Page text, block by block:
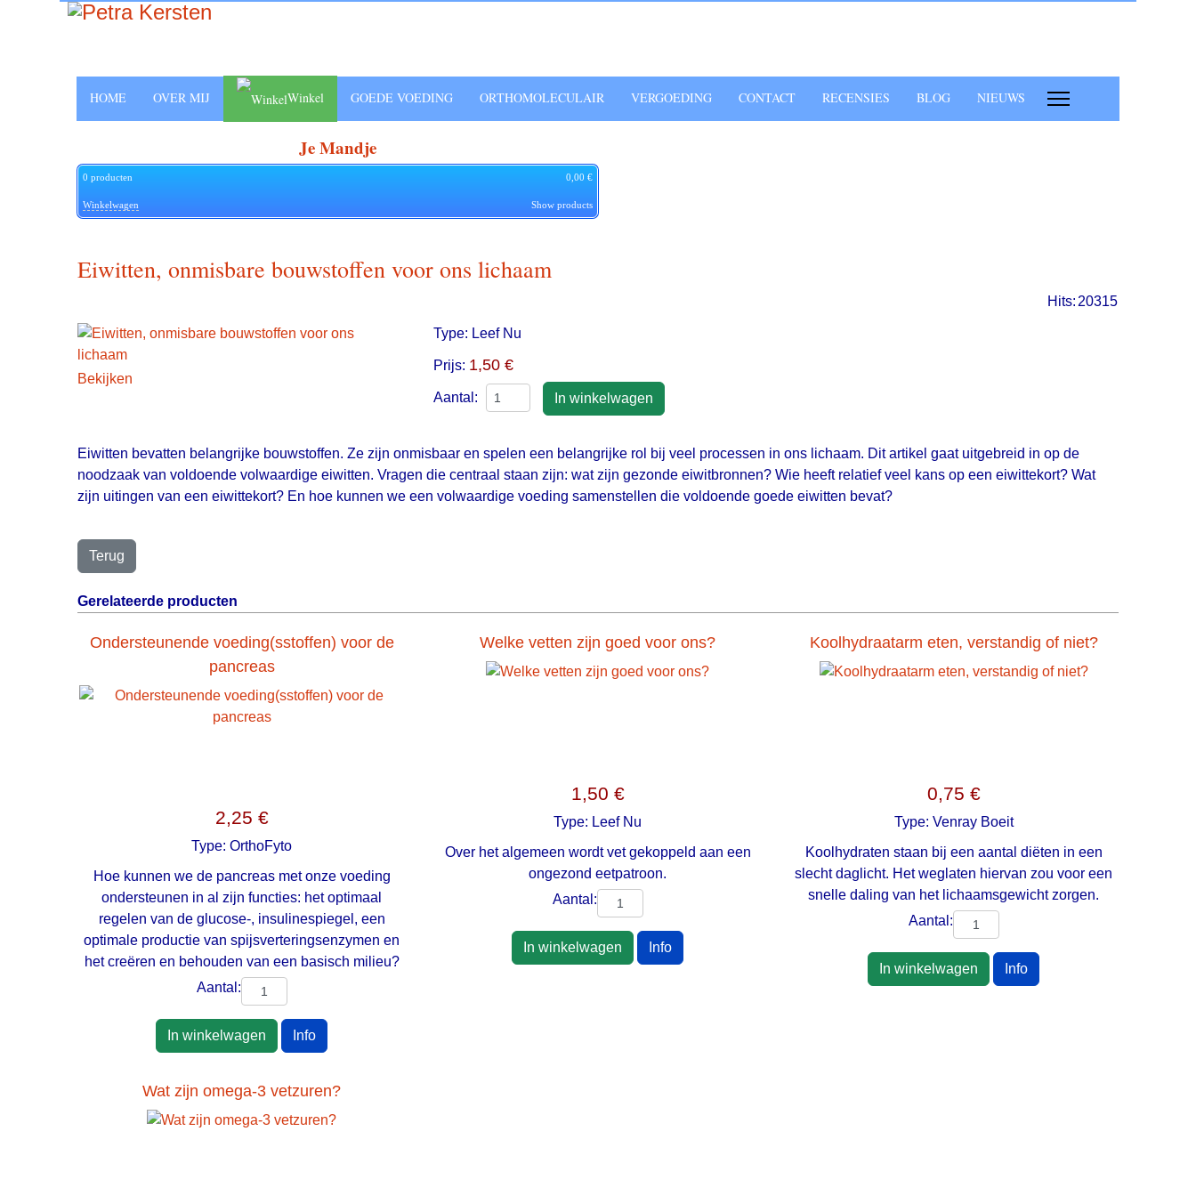
HOME OVER MIJ Winkel GOEDE VOEDING ORTHOMOLECULAIR VERGOEDING CONTACT RECENSIES BLOG NIEUWS
Je Mandje
0 producten 0,00 €
Winkelwagen Show products
Eiwitten, onmisbare bouwstoffen voor ons lichaam
Hits: 20315
Bekijken
Type: Leef Nu
Prijs: 1,50 €
Aantal:
Eiwitten bevatten belangrijke bouwstoffen. Ze zijn onmisbaar en spelen een belangrijke rol bij veel processen in ons lichaam. Dit artikel gaat uitgebreid in op de
noodzaak van voldoende volwaardige eiwitten. Vragen die centraal staan zijn: wat zijn gezonde eiwitbronnen? Wie heeft relatief veel kans op een eiwittekort? Wat
zijn uitingen van een eiwittekort? En hoe kunnen we een volwaardige voeding samenstellen die voldoende goede eiwitten bevat?
Gerelateerde producten
Ondersteunende voeding(sstoffen) voor de
pancreas
2,25 €
Type:OrthoFyto
Hoe kunnen we de pancreas met onze voeding
ondersteunen in al zijn functies: het optimaal
regelen van de glucose-, insulinespiegel, een
optimale productie van spijsverteringsenzymen en
het creëren en behouden van een basisch milieu?
Aantal:
In winkelwagen Info
Welke vetten zijn goed voor ons?
1,50 €
Type: Leef Nu
Over het algemeen wordt vet gekoppeld aan een
ongezond eetpatroon.
Aantal:
In winkelwagen Info
Koolhydraatarm eten, verstandig of niet?
0,75 €
Type: Venray Boeit
Koolhydraten staan bij een aantal diëten in een
slecht daglicht. Het weglaten hiervan zou voor een
snelle daling van het lichaamsgewicht zorgen.
Aantal:
In winkelwagen Info
Wat zijn omega-3 vetzuren?